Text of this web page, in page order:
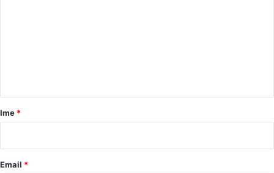
r
Ime *
Email *